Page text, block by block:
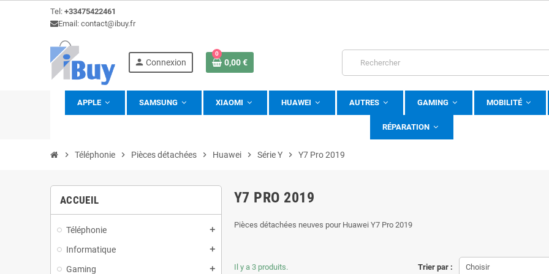
Tel: +33475422461
Email: contact@ibuy.fr
person Connexion
0
0,00 €
view_headline
APPLE SAMSUNG XIAOMI HUAWEI AUTRES GAMING MOBILITÉ
RÉPARATION
chevron_right Téléphonie chevron_right Pièces détachées chevron_right Huawei chevron_right Série Y chevron_right Y7 Pro 2019
ACCUEIL
Téléphonie add
Informatique add
Gaming add
Y7 PRO 2019
Pièces détachées neuves pour Huawei Y7 Pro 2019
Trier par : Choisir
Il y a 3 produits.